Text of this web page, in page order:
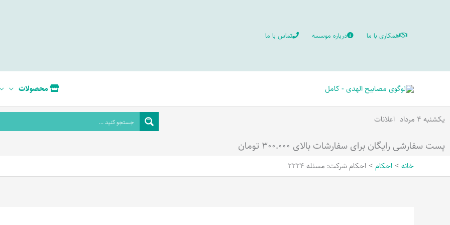
همکاری با ما درباره موسسه تماس با ما
محصولات
یکشنبه ۴ مرداد اعلانات
پست سفارشی رایگان برای سفارشات بالای ۳۰۰.۰۰۰ تومان
خانه احکام احکام شرکت: مسئله 2224